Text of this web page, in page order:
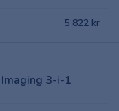
5 822 kr
Imaging 3-i-1